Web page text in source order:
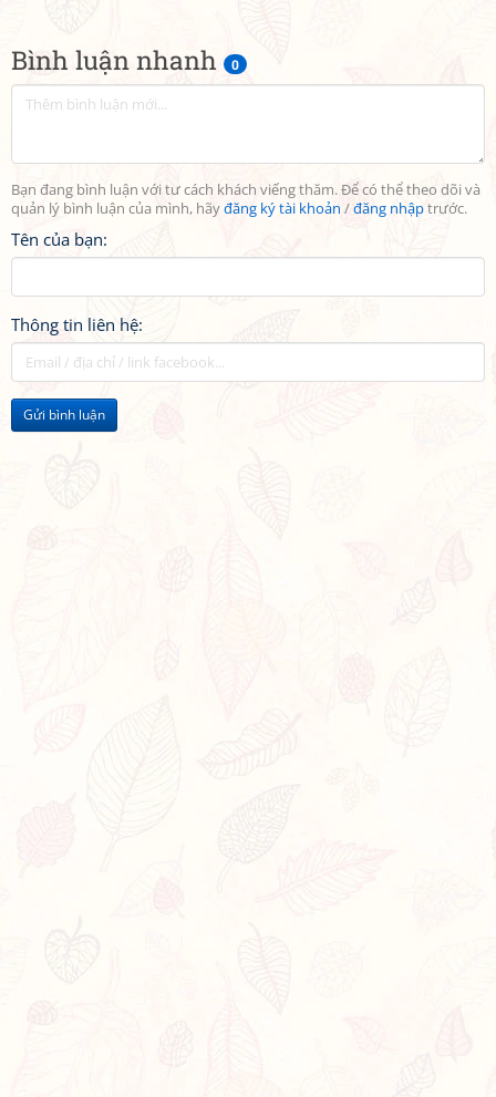
Bình luận nhanh 0
Bạn đang bình luận với tư cách khách viếng thăm. Để có thể theo dõi và
quản lý bình luận của mình, hãyđăng ký tài khoản /đăng nhậptrước.
Tên của bạn:
Thông tin liên hệ:
Gửi bình luận